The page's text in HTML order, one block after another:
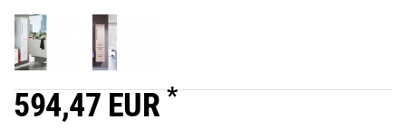
594,47 EUR *